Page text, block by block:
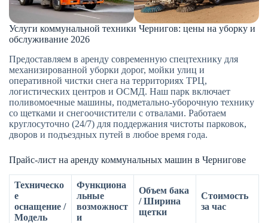
Услуги коммунальной техники Чернигов: цены на уборку и
обслуживание 2026
Предоставляем в аренду современную спецтехнику для
механизированной уборки дорог, мойки улиц и
оперативной чистки снега на территориях ТРЦ,
логистических центров и ОСМД. Наш парк включает
поливомоечные машины, подметально-уборочную технику
со щетками и снегоочистители с отвалами. Работаем
круглосуточно (24/7) для поддержания чистоты парковок,
дворов и подъездных путей в любое время года.
Прайс-лист на аренду коммунальных машин в Чернигове
Техническо
е
оснащение /
Модель
Функциона
льные
возможност
и
Объем бака
/ Ширина
щетки
Стоимость
за час